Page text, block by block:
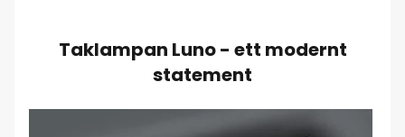
Taklampan Luno - ett modernt
statement